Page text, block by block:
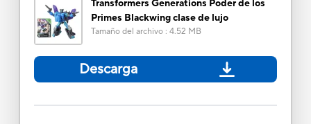
Transformers Generations Poder de los
Primes Blackwing clase de lujo
Tamaño del archivo: 4.52 MB
Descarga